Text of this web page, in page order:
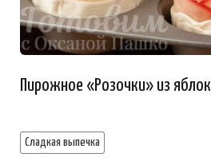
Пирожное «Розочки» из яблок
Сладкая выпечка